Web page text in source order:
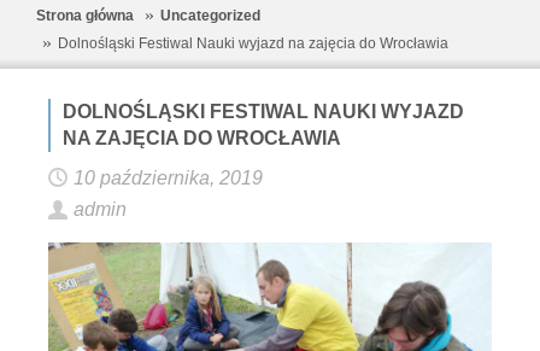
Strona główna
Uncategorized
Dolnośląski Festiwal Nauki wyjazd na zajęcia do Wrocławia
DOLNOŚLĄSKI FESTIWAL NAUKI WYJAZD
NA ZAJĘCIA DO WROCŁAWIA
10 października, 2019
admin